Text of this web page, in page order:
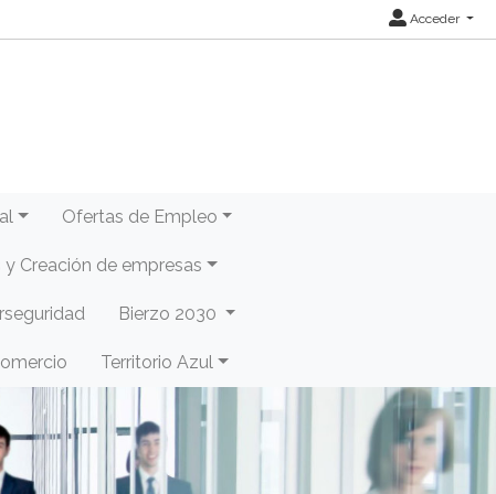
Acceder
Ofertas de Empleo
Creación de empresas
Bierzo 2030
Territorio Azul